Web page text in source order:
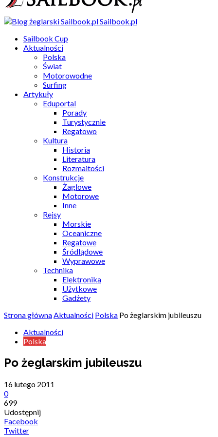
Sailbook.pl
Sailbook Cup
Aktualności
Polska
Świat
Motorowodne
Surfing
Artykuły
Eduportal
Porady
Turystycznie
Regatowo
Kultura
Historia
Literatura
Rozmaitości
Konstrukcje
Żaglowe
Motorowe
Inne
Rejsy
Morskie
Oceaniczne
Regatowe
Śródlądowe
Wyprawowe
Technika
Elektronika
Użytkowe
Gadżety
Strona głównaAktualności Polska Po żeglarskim jubileuszu
Aktualności
Polska
Po żeglarskim jubileuszu
16 lutego 2011
0
699
Udostępnij
Facebook
Twitter